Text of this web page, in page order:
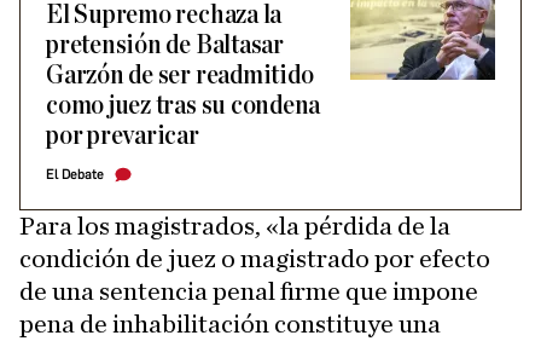
El Supremo rechaza la
pretensión de Baltasar
Garzón de ser readmitido
como juez tras su condena
por prevaricar
El Debate
Para los magistrados, «la pérdida de la
condición de juez o magistrado por efecto
de una sentencia penal firme que impone
pena de inhabilitación constituye una